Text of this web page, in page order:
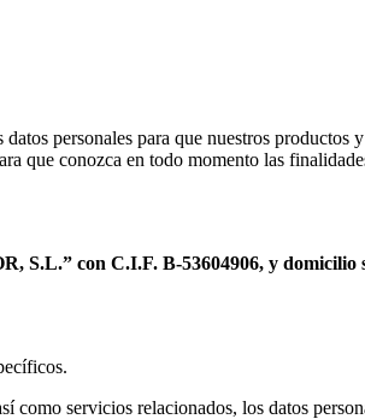
personales para que nuestros productos
que conozca en todo momento las
S.L.” con C.I.F. B-53604906, y domicilio
servicios relacionados, los datos